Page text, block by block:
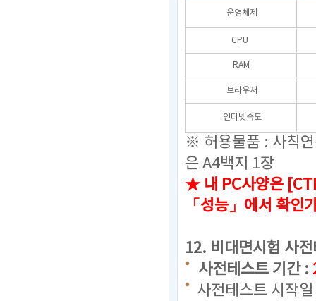
운영체제
CPU
RAM
브라우저
인터넷속도
※ 허용물품 : 사칙
은 A4백지 1장
★ 내 PC사양은
「성능」에서 확인
12. 비대면시험 사
사전테스트 기간 :
사전테스트 시작